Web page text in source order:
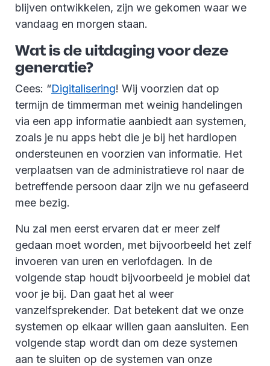
blijven ontwikkelen, zijn we gekomen waar we
vandaag en morgen staan.
Wat is de uitdaging voor deze
generatie?
Cees: “Digitalisering! Wij voorzien dat op
termijn de timmerman met weinig handelingen
via een app informatie aanbiedt aan systemen,
zoals je nu apps hebt die je bij het hardlopen
ondersteunen en voorzien van informatie. Het
verplaatsen van de administratieve rol naar de
betreffende persoon daar zijn we nu gefaseerd
mee bezig.
Nu zal men eerst ervaren dat er meer zelf
gedaan moet worden, met bijvoorbeeld het zelf
invoeren van uren en verlofdagen. In de
volgende stap houdt bijvoorbeeld je mobiel dat
voor je bij. Dan gaat het al weer
vanzelfsprekender. Dat betekent dat we onze
systemen op elkaar willen gaan aansluiten. Een
volgende stap wordt dan om deze systemen
aan te sluiten op de systemen van onze